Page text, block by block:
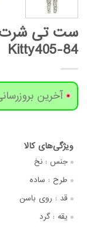
ست تی شرت و
Kitty405-84
آخرین بروزرسانی
جنس : نخ
طرح : ساده
قد : روی باسن
یقه : گرد